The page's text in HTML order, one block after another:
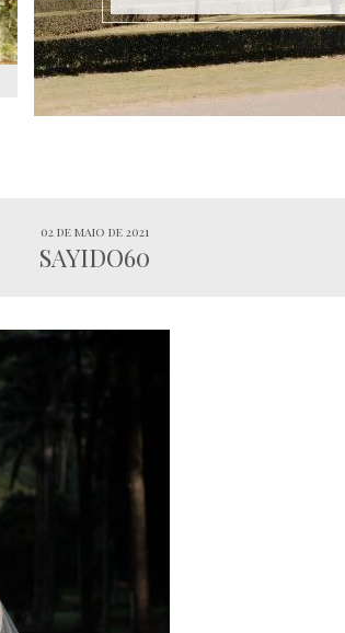
02 de maio de 2021
SAYIDO60